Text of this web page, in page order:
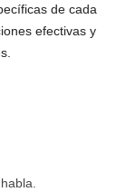
de cada
efectivas y